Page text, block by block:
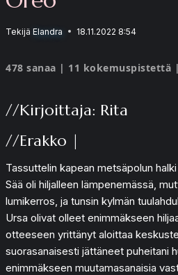
Tekijä Elandra 18.11.2022 8:54
478 sanaa | 11 kokemuspistettä
//Kirjoittaja: Rita
//Erakko |
Tassuttelin kapean metsäpolun
Sää oli hiljalleen lämpenemässä,
lumikerros, ja tunsin kylmän
Ursa olivat olleet enimmäkseen
otteeseen yrittänyt aloittaa
suorasanaisesti jättäneet puheitani
enimmäkseen muutamasanaisia